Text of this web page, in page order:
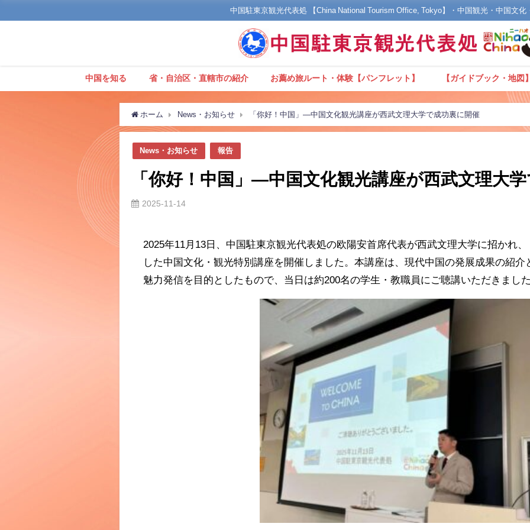
中国駐東京観光代表処 【China National Tourism Office, Tokyo】・中国観光・中国文化
中国を知る 省・自治区・直轄市の紹介 お薦め旅ルート・体験【パンフレット】 【ガイドブック・地図
ホーム News・お知らせ 「你好！中国」—中国文化観光講座が西武文理大学で成功裏に開催
News・お知らせ 報告
「你好！中国」—中国文化観光講座が西武文理大
2025-11-14
2025年11月13日、中国駐東京観光代表処の欧陽安首席代表が西武文理大学に招かれ
した中国文化・観光特別講座を開催しました。本講座は、現代中国の発展成果の紹介
魅力発信を目的としたもので、当日は約200名の学生・教職員にご聴講いただきまし